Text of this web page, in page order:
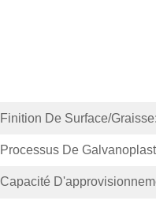
Finition De Surface/graisse:
Processus De
Capacité